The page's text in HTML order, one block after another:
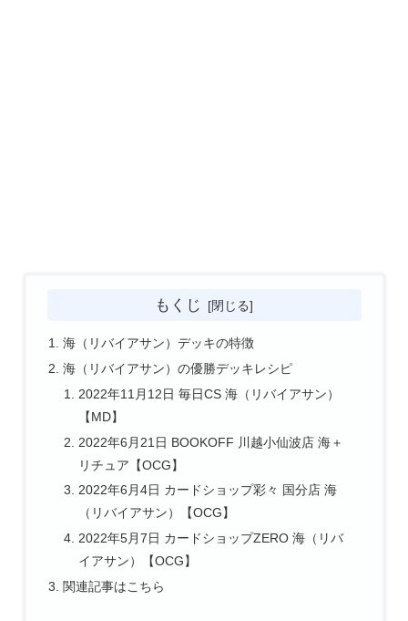
もくじ
海（リバイアサン）デッキの特徴
海（リバイアサン）の優勝デッキレシピ
2022年11月12日 毎日CS 海（リバイアサン）
【MD】
2022年6月21日 BOOKOFF 川越小仙波店 海＋
リチュア【OCG】
2022年6月4日 カードショップ彩々 国分店 海
（リバイアサン）【OCG】
2022年5月7日 カードショップZERO 海（リバ
イアサン）【OCG】
関連記事はこちら